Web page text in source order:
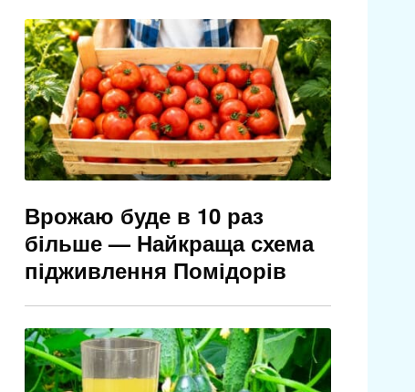
Врожаю буде в 10 раз
більше — Найкраща схема
підживлення Помідорів